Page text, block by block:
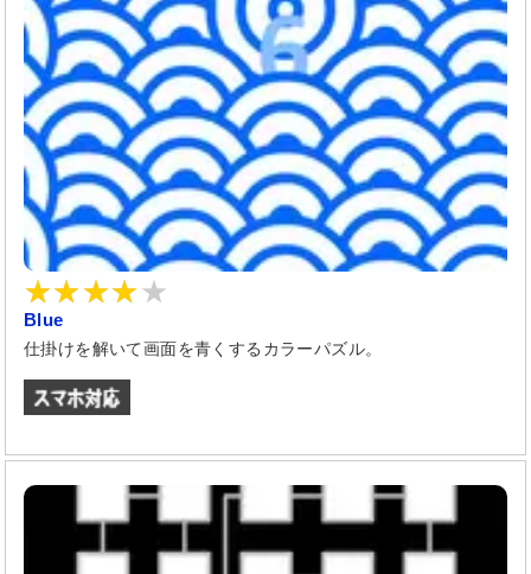
Blue
仕掛けを解いて画面を青くするカラーパズル。